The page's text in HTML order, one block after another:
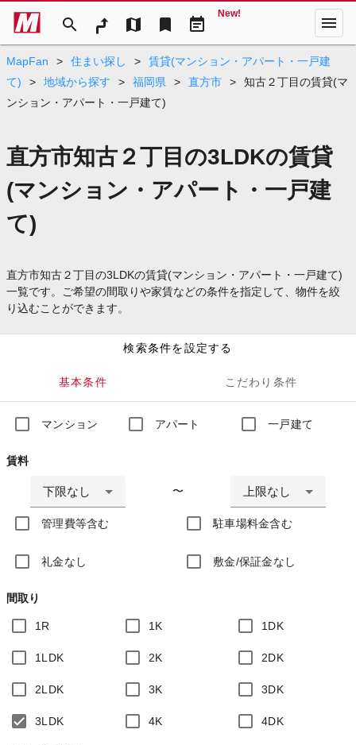
search map bookmark event_note
New! menu
MapFan > 住まい探し >
賃貸(マンション・アパート・一戸建
て)
> 地域から探す > 福岡県 > 直方市 >
知古２丁目の賃貸(マ
ンション・アパート・一戸建て)
直方市知古２丁目の3LDKの賃貸
(マンション・アパート・一戸建
て)
直方市知古２丁目の3LDKの賃貸(マンション・アパート・一戸建て)
一覧です。ご希望の間取りや家賃などの条件を指定して、物件を絞
り込むことができます。
検索条件を設定する
基本条件 こだわり条件
マンション アパート 一戸建て
賃料
下限なし 〜 上限なし
管理費等含む 駐車場料金含む
礼金なし 敷金/保証金なし
間取り
1R 1K 1DK
1LDK 2K 2DK
2LDK 3K 3DK
3LDK 4K 4DK